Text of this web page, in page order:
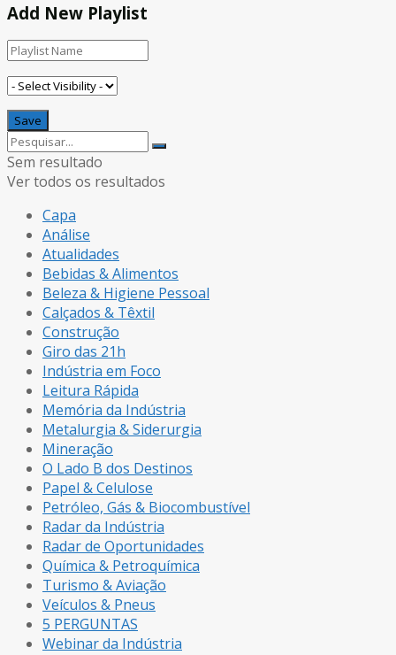
Add New Playlist
Sem resultado
Ver todos os resultados
Capa
Análise
Atualidades
Bebidas & Alimentos
Beleza & Higiene Pessoal
Calçados & Têxtil
Construção
Giro das 21h
Indústria em Foco
Leitura Rápida
Memória da Indústria
Metalurgia & Siderurgia
Mineração
O Lado B dos Destinos
Papel & Celulose
Petróleo, Gás & Biocombustível
Radar da Indústria
Radar de Oportunidades
Química & Petroquímica
Turismo & Aviação
Veículos & Pneus
5 PERGUNTAS
Webinar da Indústria